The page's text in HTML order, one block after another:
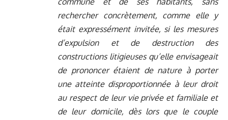
rechercher concrètement, comme elle y
était expressément invitée, si les mesures
d’expulsion et de destruction des
constructions litigieuses qu’elle envisageait
de prononcer étaient de nature à porter
une atteinte disproportionnée à leur droit
au respect de leur vie privée et familiale et
de leur domicile, dès lors que le couple